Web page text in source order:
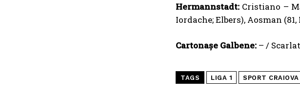
Hermannstadt: Cristiano –
Iordache; Elbers), Aosman
Cartonașe Galbene: – /
TAGS LIGA 1 SPORT CRAIOVA